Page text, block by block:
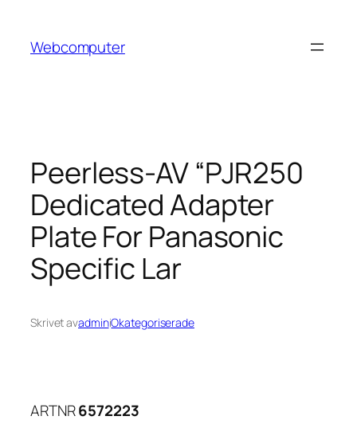
innehåll
Webcomputer
Peerless-AV “PJR250
Dedicated Adapter
Plate For Panasonic
Specific Lar
Skrivet avadminiOkategoriserade
ARTNR6572223